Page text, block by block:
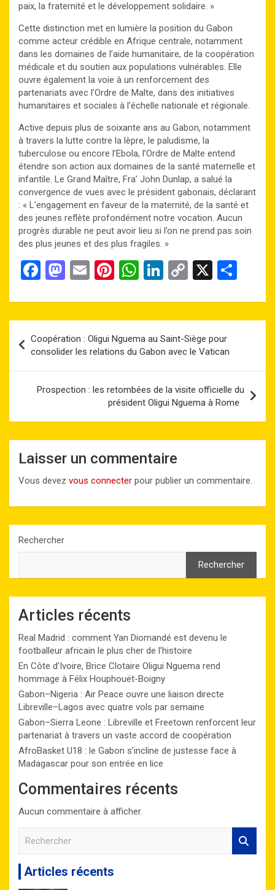
paix, la fraternité et le développement solidaire. »
Cette distinction met en lumière la position du Gabon
comme acteur crédible en Afrique centrale, notamment
dans les domaines de l’aide humanitaire, de la coopération
médicale et du soutien aux populations vulnérables. Elle
ouvre également la voie à un renforcement des
partenariats avec l’Ordre de Malte, dans des initiatives
humanitaires et sociales à l’échelle nationale et régionale.
Active depuis plus de soixante ans au Gabon, notamment
à travers la lutte contre la lèpre, le paludisme, la
tuberculose ou encore l’Ebola, l’Ordre de Malte entend
étendre son action aux domaines de la santé maternelle et
infantile. Le Grand Maître, Fra’ John Dunlap, a salué la
convergence de vues avec le président gabonais, déclarant
: « L’engagement en faveur de la maternité, de la santé et
des jeunes reflète profondément notre vocation. Aucun
progrès durable ne peut avoir lieu si l’on ne prend pas soin
des plus jeunes et des plus fragiles. »
F
ce
o
o
k
M
st
o
d
o
n
E
ail
Pi
er
es
t
W
at
A
p
p
Li
ke
dI
n
C
py
Li
n
k
X
ta
de
l’article
Coopération : Oligui Nguema au Saint-Siège pour
consolider les relations du Gabon avec le Vatican
Prospection : les retombées de la visite officielle du
président Oligui Nguema à Rome
Laisser un commentaire
Vous devez vous connecter pour publier un commentaire.
Rechercher
Rechercher
Articles récents
Real Madrid : comment Yan Diomandé est devenu le
footballeur africain le plus cher de l’histoire
En Côte d’Ivoire, Brice Clotaire Oligui Nguema rend
hommage à Félix Houphouët-Boigny
Gabon–Nigeria : Air Peace ouvre une liaison directe
Libreville–Lagos avec quatre vols par semaine
Gabon–Sierra Leone : Libreville et Freetown renforcent leur
partenariat à travers un vaste accord de coopération
AfroBasket U18 : le Gabon s’incline de justesse face à
Madagascar pour son entrée en lice
Commentaires récents
Aucun commentaire à afficher.
Articles récents